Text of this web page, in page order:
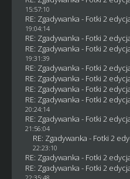
15:57:10
RE: Zgadywanka - Fotki 2
19:04:14
RE: Zgadywanka - Fotki 2
RE: Zgadywanka - Fotki 2
19:31:39
RE: Zgadywanka - Fotki 2
RE: Zgadywanka - Fotki 2
RE: Zgadywanka - Fotki 2
RE: Zgadywanka - Fotki 2
20:24:14
RE: Zgadywanka - Fotki 2
21:56:04
RE: Zgadywanka - Fotki 2
22:23:10
RE: Zgadywanka - Fotki 2
RE: Zgadywanka - Fotki 2